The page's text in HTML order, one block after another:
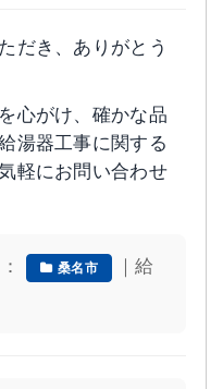
だき、ありがとう
心がけ、確かな品
湯器工事に関する
軽にお問い合わせ
桑名市
｜給